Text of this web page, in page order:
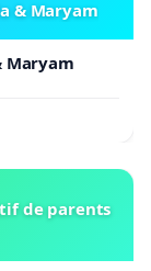
& Maryam
Maryam
de parents